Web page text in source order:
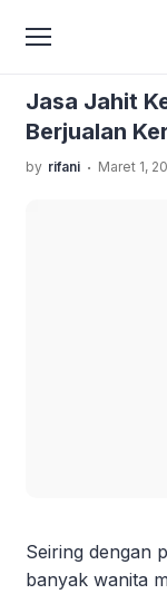
Jasa Jahit
Berjualan
by rifani . Maret 1,
Seiring dengan
banyak wanita